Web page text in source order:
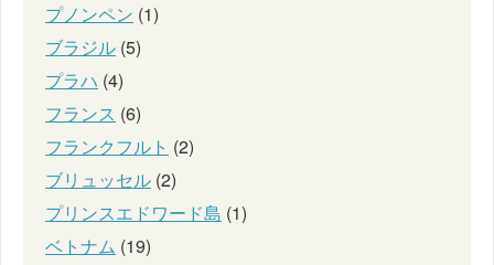
プノンペン (1)
ブラジル (5)
プラハ (4)
フランス (6)
フランクフルト (2)
ブリュッセル (2)
プリンスエドワード島 (1)
ベトナム (19)